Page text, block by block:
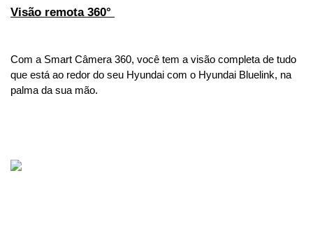
Visão remota 360°
Com a Smart Câmera 360, você tem a visão completa de tudo
que está ao redor do seu Hyundai com o Hyundai Bluelink, na
palma da sua mão.